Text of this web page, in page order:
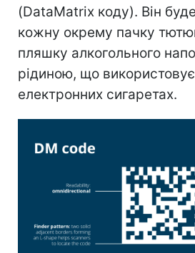
(DataMatrix коду). Він
кожну окрему пачку
пляшку алкогольного
рідиною, що
електронних сигаретах.